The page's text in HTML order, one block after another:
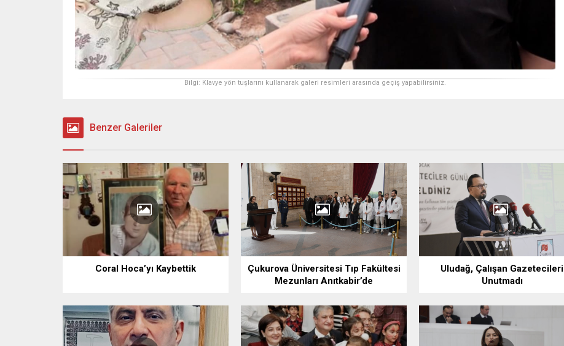
Bilgi: Klavye yön tuşlarını kullanarak galeri resimleri arasında geçiş yapabilirsiniz.
Benzer Galeriler
Coral Hoca’yı Kaybettik
Çukurova Üniversitesi Tıp Fakültesi
Mezunları Anıtkabir’de
Uludağ, Çalışan Gazetecileri
Unutmadı